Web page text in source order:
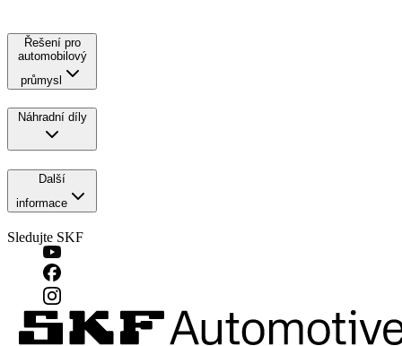
Řešení pro
automobilový
průmysl
Náhradní díly
Další
informace
Sledujte SKF